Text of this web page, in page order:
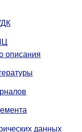
описания
данных